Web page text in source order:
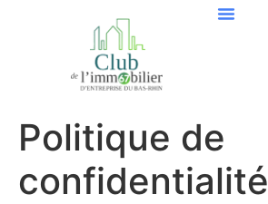
Politique de
confidentialité